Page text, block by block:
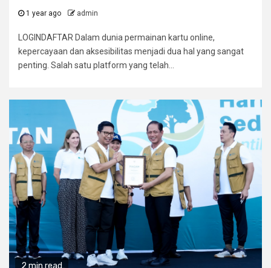
1 year ago admin
LOGINDAFTAR Dalam dunia permainan kartu online,
kepercayaan dan aksesibilitas menjadi dua hal yang sangat
penting. Salah satu platform yang telah...
2 min read